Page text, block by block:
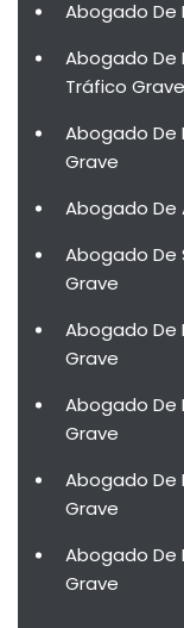
Abogado De
Abogado De
Tráfico Grave
Abogado De
Grave
Abogado De
Abogado De
Grave
Abogado De
Grave
Abogado De
Grave
Abogado De
Grave
Abogado De
Grave